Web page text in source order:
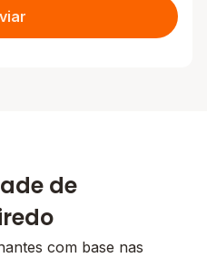
de
com base nas